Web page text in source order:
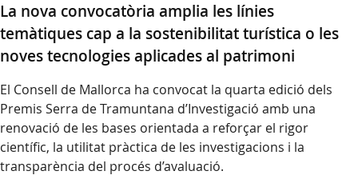
La nova convocatòria amplia les línies
temàtiques cap a la sostenibilitat turística o les
noves tecnologies aplicades al patrimoni
El Consell de Mallorca ha convocat la quarta edició dels
Premis Serra de Tramuntana d’Investigació amb una
renovació de les bases orientada a reforçar el rigor
científic, la utilitat pràctica de les investigacions i la
transparència del procés d’avaluació.